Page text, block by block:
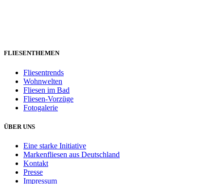
FLIESENTHEMEN
Fliesentrends
Wohnwelten
Fliesen im Bad
Fliesen-Vorzüge
Fotogalerie
ÜBER UNS
Eine starke Initiative
Markenfliesen aus Deutschland
Kontakt
Presse
Impressum